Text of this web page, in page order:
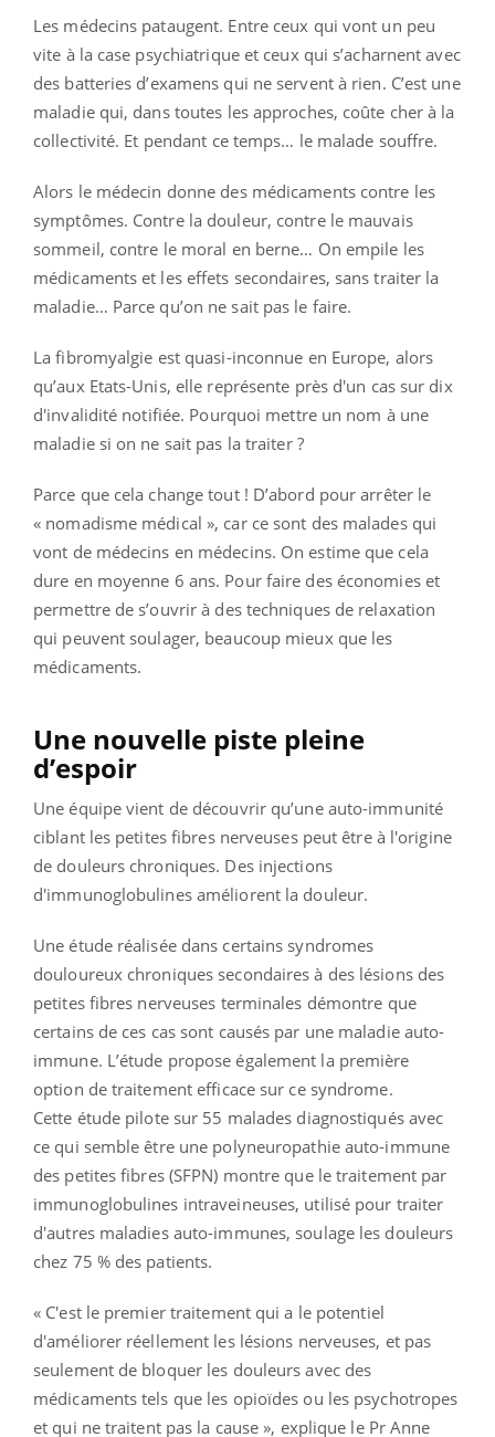
Les médecins pataugent. Entre ceux qui vont un peu
vite à la case psychiatrique et ceux qui s’acharnent avec
des batteries d’examens qui ne servent à rien. C’est une
maladie qui, dans toutes les approches, coûte cher à la
collectivité. Et pendant ce temps… le malade souffre.
Alors le médecin donne des médicaments contre les
symptômes. Contre la douleur, contre le mauvais
sommeil, contre le moral en berne… On empile les
médicaments et les effets secondaires, sans traiter la
maladie… Parce qu’on ne sait pas le faire.
La fibromyalgie est quasi-inconnue en Europe, alors
qu’aux Etats-Unis, elle représente près d'un cas sur dix
d'invalidité notifiée. Pourquoi mettre un nom à une
maladie si on ne sait pas la traiter ?
Parce que cela change tout ! D’abord pour arrêter le
« nomadisme médical », car ce sont des malades qui
vont de médecins en médecins. On estime que cela
dure en moyenne 6 ans. Pour faire des économies et
permettre de s’ouvrir à des techniques de relaxation
qui peuvent soulager, beaucoup mieux que les
médicaments.
Une nouvelle piste pleine
d’espoir
Une équipe vient de découvrir qu’une auto-immunité
ciblant les petites fibres nerveuses peut être à l'origine
de douleurs chroniques. Des injections
d'immunoglobulines améliorent la douleur.
Une étude réalisée dans certains syndromes
douloureux chroniques secondaires à des lésions des
petites fibres nerveuses terminales démontre que
certains de ces cas sont causés par une maladie auto-
immune. L’étude propose également la première
option de traitement efficace sur ce syndrome.
Cette étude pilote sur 55 malades diagnostiqués avec
ce qui semble être une polyneuropathie auto-immune
des petites fibres (SFPN) montre que le traitement par
immunoglobulines intraveineuses, utilisé pour traiter
d'autres maladies auto-immunes, soulage les douleurs
chez 75 % des patients.
« C'est le premier traitement qui a le potentiel
d'améliorer réellement les lésions nerveuses, et pas
seulement de bloquer les douleurs avec des
médicaments tels que les opioïdes ou les psychotropes
et qui ne traitent pas la cause », explique le Pr Anne